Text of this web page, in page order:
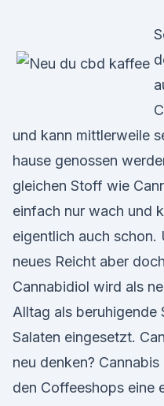
und kann mittlerweile
hause genossen
gleichen Stoff wie
einfach nur wach und
eigentlich auch schon.
neues Reicht aber
Cannabidiol wird als
Alltag als beruhigende
Salaten eingesetzt.
neu denken?
den Coffeeshops eine